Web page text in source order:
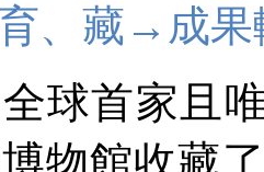
、藏→成果
首家且唯
物館收藏